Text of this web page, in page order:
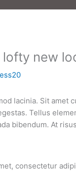
new
lacinia. Sit amet
Tellus
bibendum. At
consectetur